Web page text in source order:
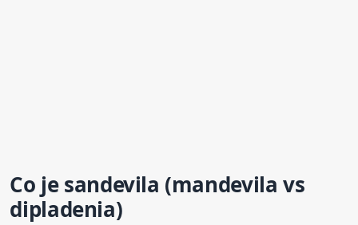
Co je sandevila (mandevila vs
dipladenia)